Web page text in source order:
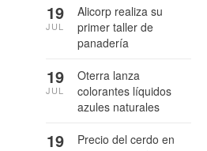
Alicorp realiza su
primer taller de
panadería
19
JUL
Oterra lanza
colorantes líquidos
azules naturales
19
JUL
Precio del cerdo en
19